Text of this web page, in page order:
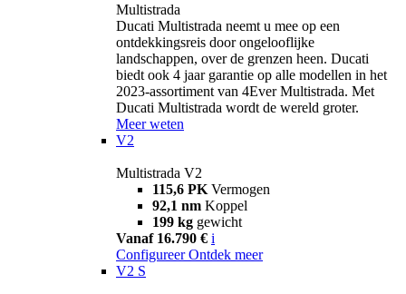
Multistrada
Ducati Multistrada neemt u mee op een
ontdekkingsreis door ongelooflijke
landschappen, over de grenzen heen. Ducati
biedt ook 4 jaar garantie op alle modellen in het
2023-assortiment van 4Ever Multistrada. Met
Ducati Multistrada wordt de wereld groter.
Meer weten
V2
Multistrada V2
115,6 PK Vermogen
92,1 nm Koppel
199 kg gewicht
Vanaf 16.790 € i
Configureer Ontdek meer
V2 S